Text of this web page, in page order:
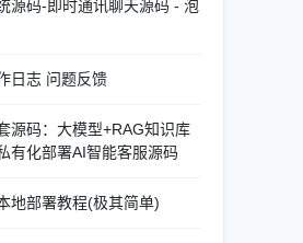
源码-即时通讯聊天源码 - 泡
日志 问题反馈
源码：大模型+RAG知识库
有化部署AI智能客服源码
地部署教程(极其简单)